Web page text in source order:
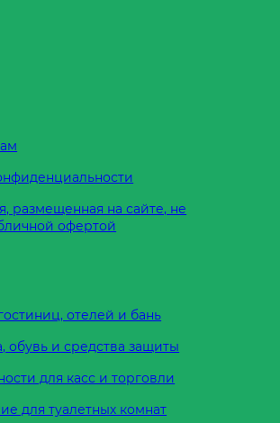
размещенная на сайте, не
офертой
отелей и бань
обувь и средства защиты
для касс и торговли
для туалетных комнат